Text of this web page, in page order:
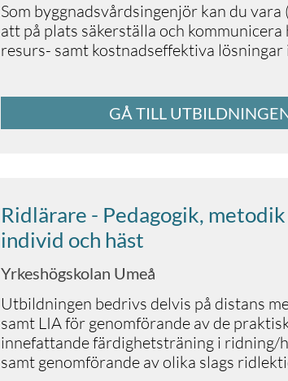
Som byggnadsvårdsingenjör kan du
att på plats säkerställa och kommunicera
resurs- samt kostnadseffektiva lösningar
GÅ TILL
Ridlärare - Pedagogik,
individ och häst
Yrkeshögskolan Umeå
Utbildningen bedrivs delvis på distans
samt LIA för genomförande av de
innefattande färdighetsträning i ridning/
samt genomförande av olika slags